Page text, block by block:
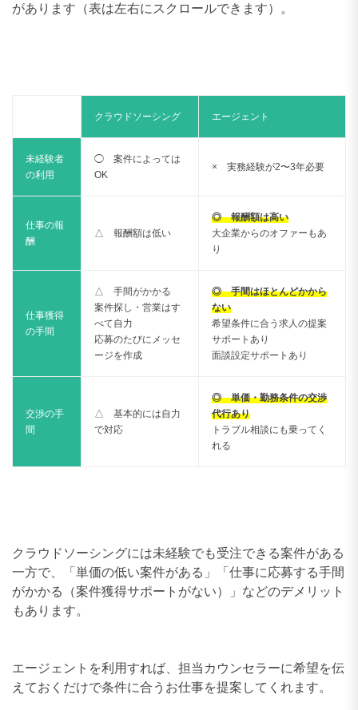
があります（表は左右にスクロールできます）。
クラウドソーシング エージェント
未経験者
の利用
◯ 案件によっては
OK
× 実務経験が2〜3年必要
仕事の報
酬
△ 報酬額は低い
◎ 報酬額は高い
大企業からのオファーもあ
り
仕事獲得
の手間
△ 手間がかかる
案件探し・営業はす
べて自力
応募のたびにメッセ
ージを作成
◎ 手間はほとんどかから
ない
希望条件に合う求人の提案
サポートあり
面談設定サポートあり
交渉の手
間
△ 基本的には自力
で対応
◎ 単価・勤務条件の交渉
代行あり
トラブル相談にも乗ってく
れる
クラウドソーシングには未経験でも受注できる案件がある
一方で、「単価の低い案件がある」「仕事に応募する手間
がかかる（案件獲得サポートがない）」などのデメリット
もあります。
エージェントを利用すれば、担当カウンセラーに希望を伝
えておくだけで条件に合うお仕事を提案してくれます。